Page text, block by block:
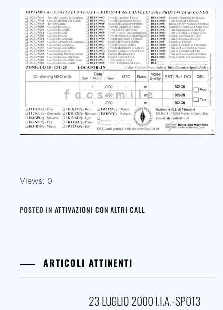
Views: 0
POSTED IN ATTIVAZIONI CON ALTRI CALL
ARTICOLI ATTINENTI
23 LUGLIO 2000 I.I.A.-SP013